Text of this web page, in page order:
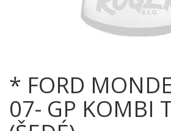
* FORD
07- GP KOMBI